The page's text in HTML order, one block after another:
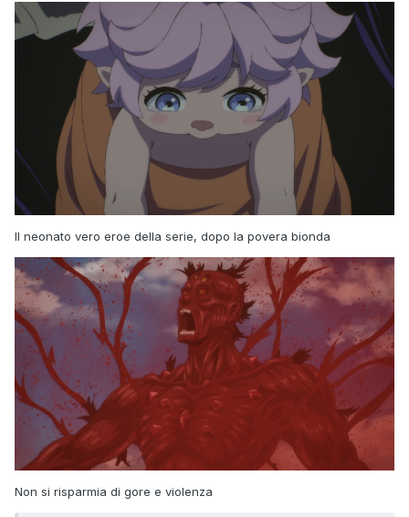
Il neonato vero eroe della serie, dopo la povera bionda
Non si risparmia di gore e violenza